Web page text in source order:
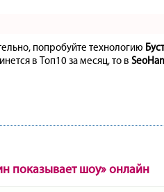
попробуйте технологию Буст
в Топ10 за месяц, то в
показывает шоу» онлайн